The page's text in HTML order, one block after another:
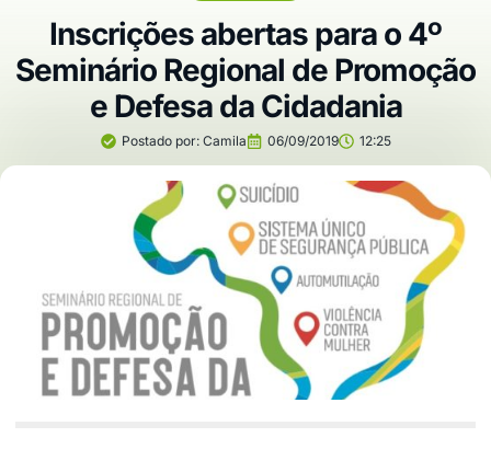
Inscrições abertas para o 4º
Seminário Regional de Promoção
e Defesa da Cidadania
Postado por:Camila 06/09/2019 12:25